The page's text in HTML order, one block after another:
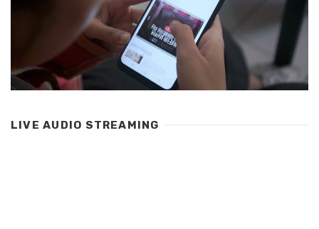
LIVE AUDIO STREAMING